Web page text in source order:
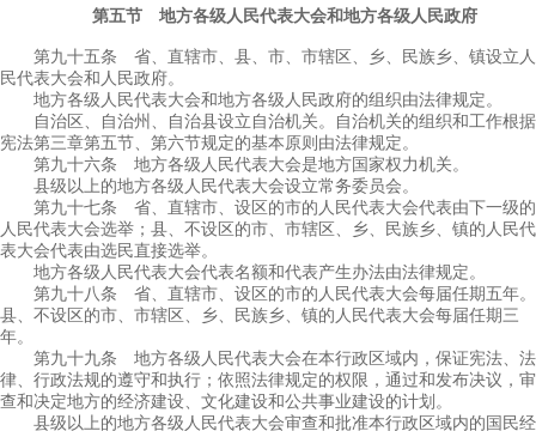
第五节 地方各级人民代表大会和地方各级人民政府
第九十五条 省、直辖市、县、市、市辖区、乡、民族乡、镇设立人
民代表大会和人民政府。
地方各级人民代表大会和地方各级人民政府的组织由法律规定。
自治区、自治州、自治县设立自治机关。自治机关的组织和工作根据
宪法第三章第五节、第六节规定的基本原则由法律规定。
第九十六条 地方各级人民代表大会是地方国家权力机关。
县级以上的地方各级人民代表大会设立常务委员会。
第九十七条 省、直辖市、设区的市的人民代表大会代表由下一级的
人民代表大会选举；县、不设区的市、市辖区、乡、民族乡、镇的人民代
表大会代表由选民直接选举。
地方各级人民代表大会代表名额和代表产生办法由法律规定。
第九十八条 省、直辖市、设区的市的人民代表大会每届任期五年。
县、不设区的市、市辖区、乡、民族乡、镇的人民代表大会每届任期三
年。
第九十九条 地方各级人民代表大会在本行政区域内，保证宪法、法
律、行政法规的遵守和执行；依照法律规定的权限，通过和发布决议，审
查和决定地方的经济建设、文化建设和公共事业建设的计划。
县级以上的地方各级人民代表大会审查和批准本行政区域内的国民经